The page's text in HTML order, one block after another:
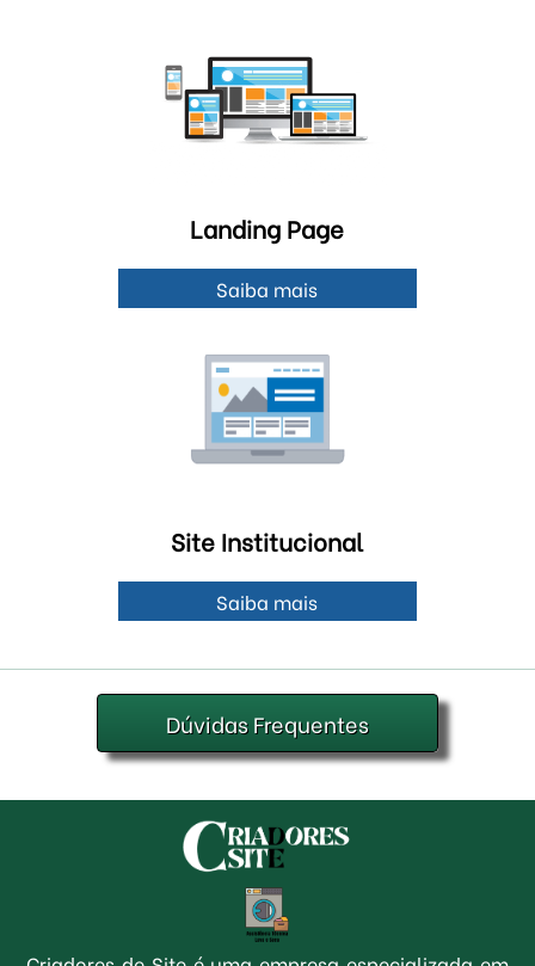
Landing Page
Saiba mais
Site Institucional
Saiba mais
Dúvidas Frequentes